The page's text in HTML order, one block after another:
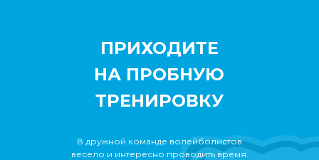
В дружной команде волейболистов
весело и интересно проводить время.
ПРИХОДИТЕ
НА ПРОБНУЮ
ТРЕНИРОВКУ